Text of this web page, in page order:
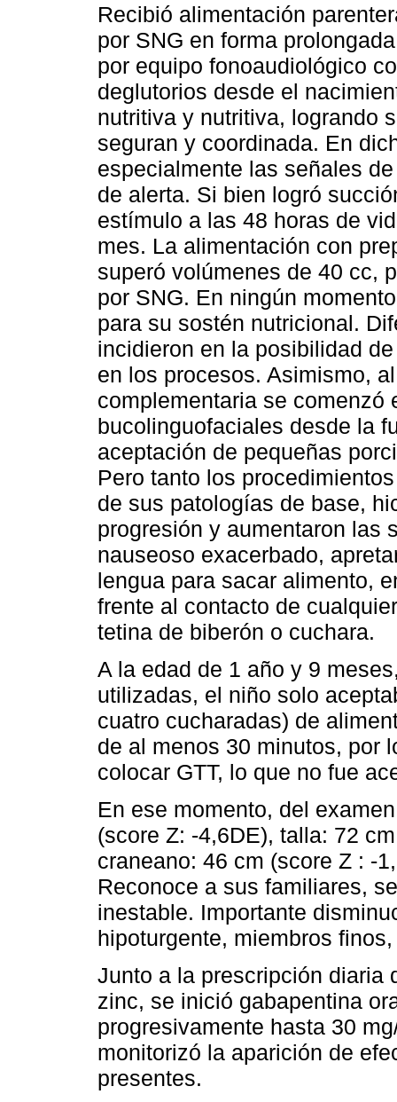
Recibió alimentación
por SNG en forma
por equipo fonoaudiológico
deglutorios desde el
nutritiva y nutritiva, logrando
seguran y coordinada. En
especialmente las señales
de alerta. Si bien logró
estímulo a las 48 horas de
mes. La alimentación con
superó volúmenes de 40 cc,
por SNG. En ningún
para su sostén nutricional.
incidieron en la posibilidad
en los procesos. Asimismo,
complementaria se comenzó
bucolinguofaciales desde la
aceptación de pequeñas
Pero tanto los
de sus patologías de base,
progresión y aumentaron las
nauseoso exacerbado,
lengua para sacar alimento,
frente al contacto de
tetina de biberón o cuchara.
A la edad de 1 año y 9
utilizadas, el niño solo
cuatro cucharadas) de
de al menos 30 minutos, por
colocar GTT, lo que no fue
En ese momento, del
(score Z: -4,6DE), talla: 72
craneano: 46 cm (score Z : -
Reconoce a sus familiares,
inestable. Importante
hipoturgente, miembros
Junto a la prescripción diaria
zinc, se inició gabapentina
progresivamente hasta 30
monitorizó la aparición de
presentes.